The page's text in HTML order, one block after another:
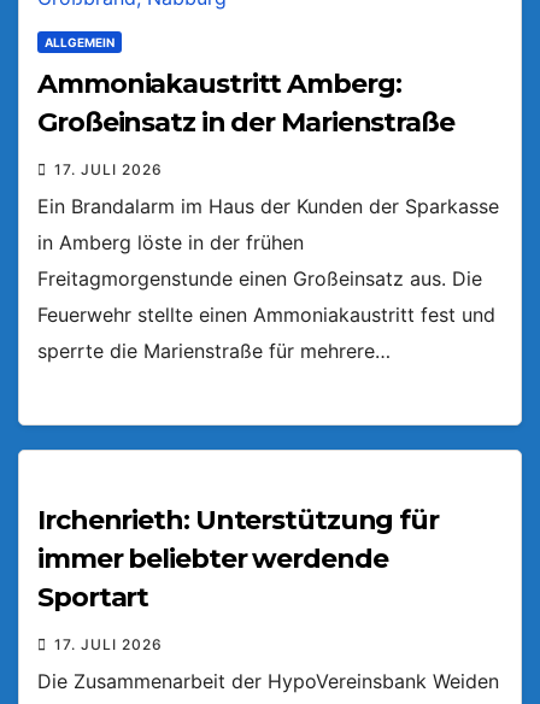
ALLGEMEIN
Ammoniakaustritt Amberg:
Großeinsatz in der Marienstraße
17. JULI 2026
Ein Brandalarm im Haus der Kunden der Sparkasse
in Amberg löste in der frühen
Freitagmorgenstunde einen Großeinsatz aus. Die
Feuerwehr stellte einen Ammoniakaustritt fest und
sperrte die Marienstraße für mehrere…
Irchenrieth: Unterstützung für
immer beliebter werdende
Sportart
17. JULI 2026
Die Zusammenarbeit der HypoVereinsbank Weiden